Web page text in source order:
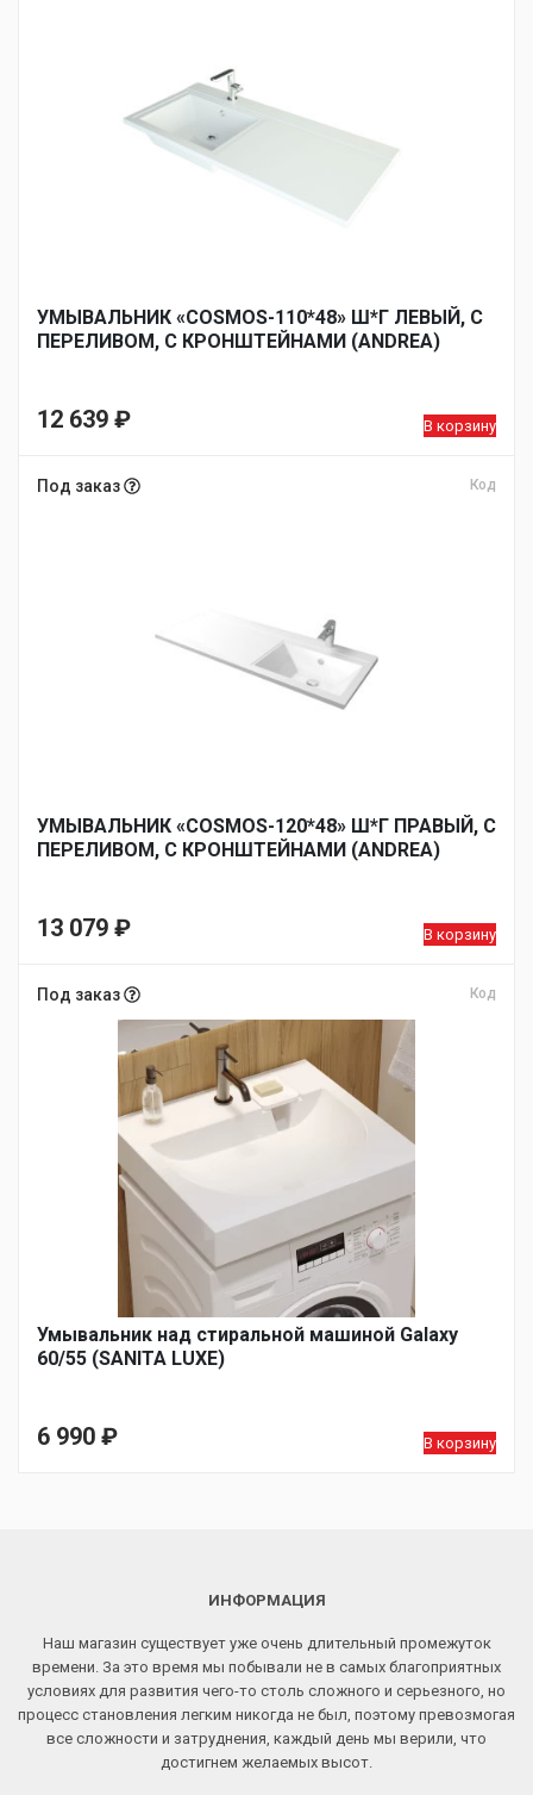
УМЫВАЛЬНИК «COSMOS-110*48» Ш*Г ЛЕВЫЙ, С
ПЕРЕЛИВОМ, С КРОНШТЕЙНАМИ (ANDREA)
12 639 ₽ В корзину
Под заказ Код
УМЫВАЛЬНИК «COSMOS-120*48» Ш*Г ПРАВЫЙ, С
ПЕРЕЛИВОМ, С КРОНШТЕЙНАМИ (ANDREA)
13 079 ₽ В корзину
Под заказ Код
Умывальник над стиральной машиной Galaxy
60/55 (SANITA LUXE)
6 990 ₽ В корзину
ИНФОРМАЦИЯ
Наш магазин существует уже очень длительный промежуток
времени. За это время мы побывали не в самых благоприятных
условиях для развития чего-то столь сложного и серьезного, но
процесс становления легким никогда не был, поэтому превозмогая
все сложности и затруднения, каждый день мы верили, что
достигнем желаемых высот.